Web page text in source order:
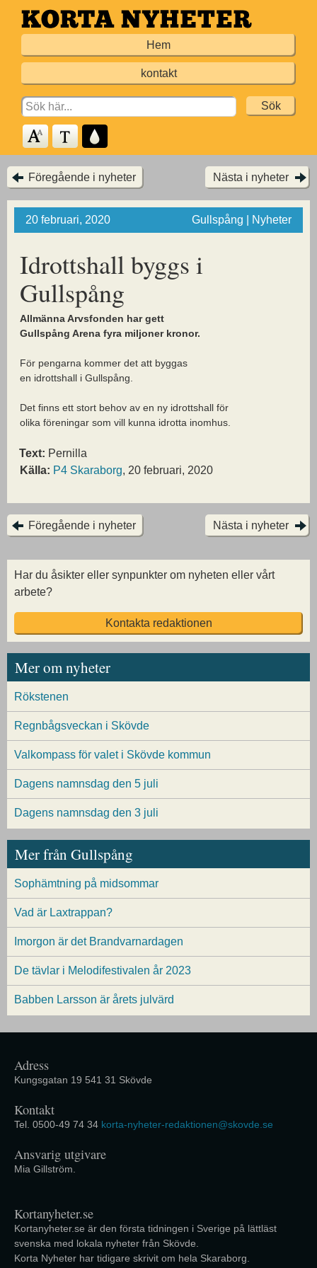
Hoppa
till
Hem
kontakt
Search
for:
Föregående i nyheter Nästa i nyheter
20 februari, 2020 Gullspång | Nyheter
Idrottshall byggs i
Gullspång
Allmänna Arvsfonden har gett
Gullspång Arena fyra miljoner kronor.
För pengarna kommer det att byggas
en idrottshall i Gullspång.
Det finns ett stort behov av en ny idrottshall för
olika föreningar som vill kunna idrotta inomhus.
Text: Pernilla
Källa: P4 Skaraborg, 20 februari, 2020
Föregående i nyheter Nästa i nyheter
Har du åsikter eller synpunkter om nyheten eller vårt
arbete?
Kontakta redaktionen
Mer om nyheter
Rökstenen
Regnbågsveckan i Skövde
Valkompass för valet i Skövde kommun
Dagens namnsdag den 5 juli
Dagens namnsdag den 3 juli
Mer från Gullspång
Sophämtning på midsommar
Vad är Laxtrappan?
Imorgon är det Brandvarnardagen
De tävlar i Melodifestivalen år 2023
Babben Larsson är årets julvärd
Adress
Kungsgatan 19 541 31 Skövde
Kontakt
Tel. 0500-49 74 34 korta-nyheter-redaktionen@skovde.se
Ansvarig utgivare
Mia Gillström.
Kortanyheter.se
Kortanyheter.se är den första tidningen i Sverige på lättläst
svenska med lokala nyheter från Skövde.
Korta Nyheter har tidigare skrivit om hela Skaraborg.